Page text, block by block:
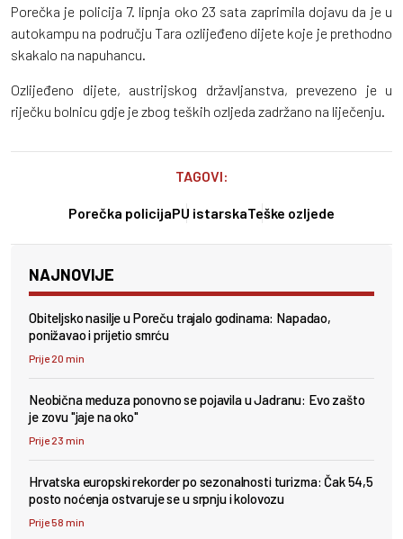
Porečka je policija 7. lipnja oko 23 sata zaprimila dojavu da je u
autokampu na području Tara ozlijeđeno dijete koje je prethodno
skakalo na napuhancu.
Ozlijeđeno dijete, austrijskog državljanstva, prevezeno je u
riječku bolnicu gdje je zbog teških ozljeda zadržano na liječenju.
TAGOVI:
Porečka policijaPU istarskaTeške ozljede
NAJNOVIJE
Obiteljsko nasilje u Poreču trajalo godinama: Napadao,
ponižavao i prijetio smrću
Prije 20 min
Neobična meduza ponovno se pojavila u Jadranu: Evo zašto
je zovu "jaje na oko"
Prije 23 min
Hrvatska europski rekorder po sezonalnosti turizma: Čak 54,5
posto noćenja ostvaruje se u srpnju i kolovozu
Prije 58 min